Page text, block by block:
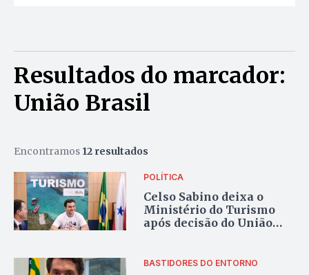
Resultados do marcador:
União Brasil
Encontramos 12 resultados
POLÍTICA
Celso Sabino deixa o
Ministério do Turismo
após decisão do União
BASTIDORES DO ENTORNO